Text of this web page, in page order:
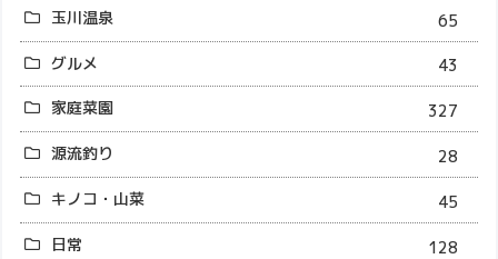
玉川温泉
65
グルメ
43
家庭菜園
327
源流釣り
28
キノコ・山菜
45
日常
128